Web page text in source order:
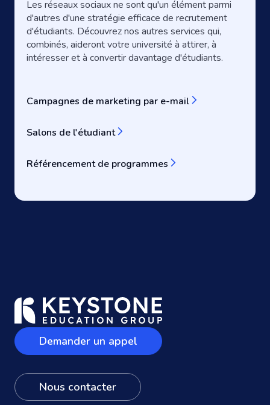
Les réseaux sociaux ne sont qu'un élément parmi
d'autres d'une stratégie efficace de recrutement
d'étudiants. Découvrez nos autres services qui,
combinés, aideront votre université à attirer, à
intéresser et à convertir davantage d'étudiants.
Campagnes de marketing par e-mail
Salons de l'étudiant
Référencement de programmes
Demander un appel
Nous contacter